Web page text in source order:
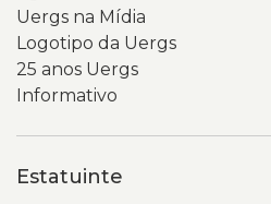
Uergs na Mídia
Logotipo da Uergs
25 anos Uergs
Informativo
Estatuinte